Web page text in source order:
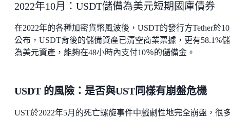
2022年10月：USDT儲備為美元短期國庫債券
在2022年的各種加密貨幣風波後，USDT的發行方Tether於
公布，USDT背後的儲備資產已清空商業票據，更有58.1%
為美元資產，能夠在48小時內支付10％的儲備金。
USDT 的風險：是否與UST同樣有崩盤危機
UST於2022年5月的死亡螺旋事件中戲劇性地完全崩盤，很